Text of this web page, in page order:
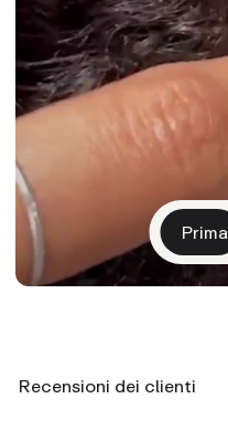
Prima
Recensioni dei clienti